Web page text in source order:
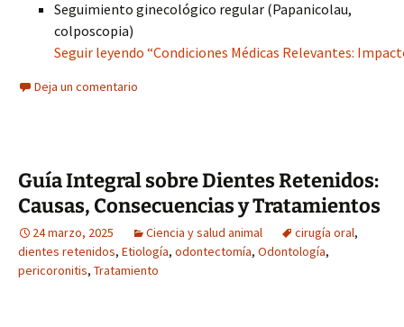
Seguimiento ginecológico regular (Papanicolau,
colposcopia)
Seguir leyendo “Condiciones Médicas Relevantes:
Deja un comentario
Guía Integral sobre Dientes Retenidos:
Causas, Consecuencias y Tratamientos
24 marzo, 2025 Ciencia y salud animal cirugía oral,
dientes retenidos, Etiología, odontectomía, Odontología,
pericoronitis, Tratamiento